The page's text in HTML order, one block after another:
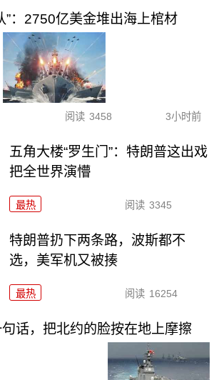
”：2750亿美金堆出海上棺材
阅读 3458 3小时前
五角大楼“罗生门”：特朗普这出戏
把全世界演懵
最热 阅读 3345
特朗普扔下两条路，波斯都不
选，美军机又被揍
最热 阅读 16254
话，把北约的脸按在地上摩擦